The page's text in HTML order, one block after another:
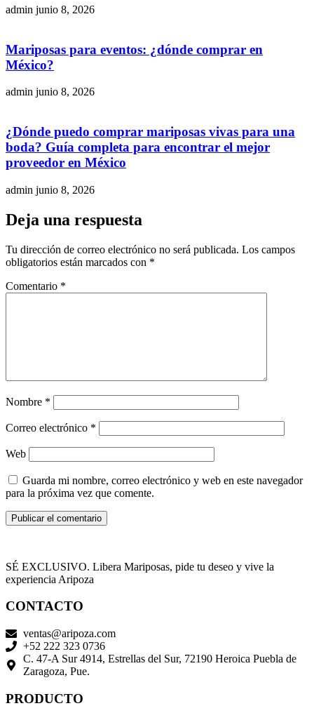
admin junio 8, 2026
Mariposas para eventos: ¿dónde comprar en
México?
admin junio 8, 2026
¿Dónde puedo comprar mariposas vivas para una
boda? Guía completa para encontrar el mejor
proveedor en México
admin junio 8, 2026
Deja una respuesta
Tu dirección de correo electrónico no será publicada. Los campos
obligatorios están marcados con *
Comentario *
Nombre *
Correo electrónico *
Web
Guarda mi nombre, correo electrónico y web en este navegador
para la próxima vez que comente.
SÉ EXCLUSIVO. Libera Mariposas, pide tu deseo y vive la
experiencia Aripoza
CONTACTO
ventas@aripoza.com
+52 222 323 0736
C. 47-A Sur 4914, Estrellas del Sur, 72190 Heroica Puebla de
Zaragoza, Pue.
PRODUCTO